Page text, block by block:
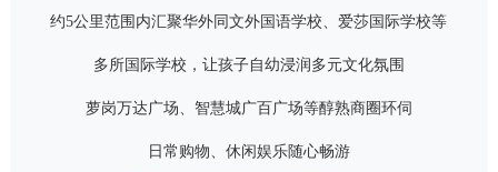
约5公里范围内汇聚华外同文外国语学校、爱莎国际学校等
多所国际学校，让孩子自幼浸润多元文化氛围
萝岗万达广场、智慧城广百广场等醇熟商圈环伺
日常购物、休闲娱乐随心畅游